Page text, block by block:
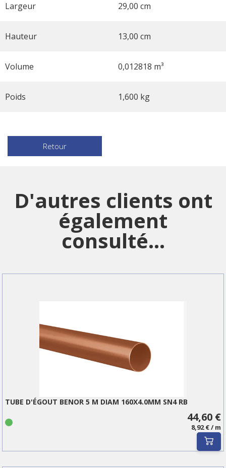
Largeur 29,00 cm
Hauteur 13,00 cm
Volume 0,012818 m³
Poids 1,600 kg
Retour
D'autres clients ont
également
consulté...
TUBE D'ÉGOUT BENOR 5 M DIAM 160X4.0MM SN4 RB
44,60 €
8,92 € / m